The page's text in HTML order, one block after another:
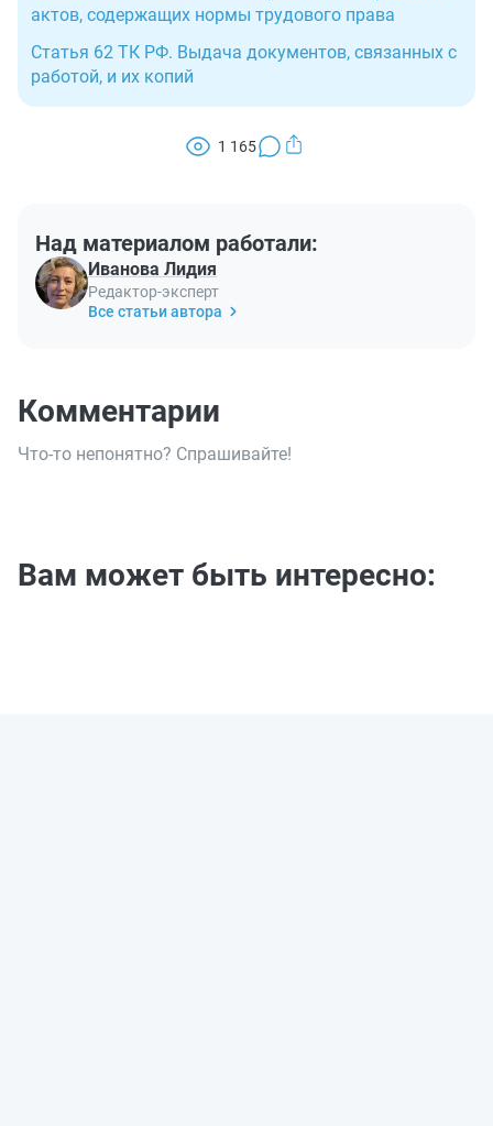
актов, содержащих нормы трудового права
Статья 62 ТК РФ. Выдача документов, связанных с
работой, и их копий
1 165
Над материалом работали:
Иванова Лидия
Редактор-эксперт
Все статьи автора
Комментарии
Что-то непонятно? Спрашивайте!
Вам может быть интересно: